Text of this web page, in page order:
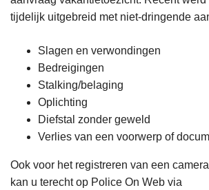
tijdelijk uitgebreid met niet-dringende
Slagen en verwondingen
Bedreigingen
Stalking/belaging
Oplichting
Diefstal zonder geweld
Verlies van een voorwerp of
Ook voor het registreren van een
kan u terecht op Police On Web via